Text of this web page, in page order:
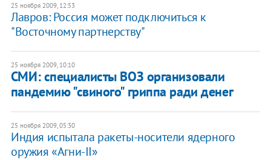
25 ноября 2009, 12:53
Лавров: Россия может подключиться к
"Восточному партнерству"
25 ноября 2009, 10:10
СМИ: специалисты ВОЗ организовали
пандемию "свиного" гриппа ради денег
25 ноября 2009, 05:30
Индия испытала ракеты-носители ядерного
оружия «Агни-II»